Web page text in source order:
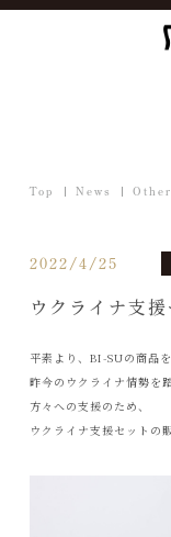
Top News
2022/4/25
ウクライナ支
平素より、BI-SUの商品
昨今のウクライナ情勢を
方々への支援のため、
ウクライナ支援セットの